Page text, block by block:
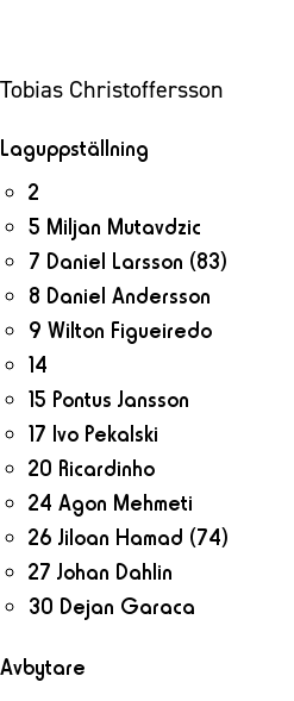
Tobias Christoffersson
Laguppställning
2
5 Miljan Mutavdzic
7 Daniel Larsson (83)
8 Daniel Andersson
9 Wilton Figueiredo
14
15 Pontus Jansson
17 Ivo Pekalski
20 Ricardinho
24 Agon Mehmeti
26 Jiloan Hamad (74)
27 Johan Dahlin
30 Dejan Garaca
Avbytare